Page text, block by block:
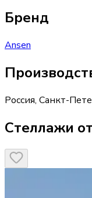
Бренд
Ansen
Россия, Санкт-
Стеллажи